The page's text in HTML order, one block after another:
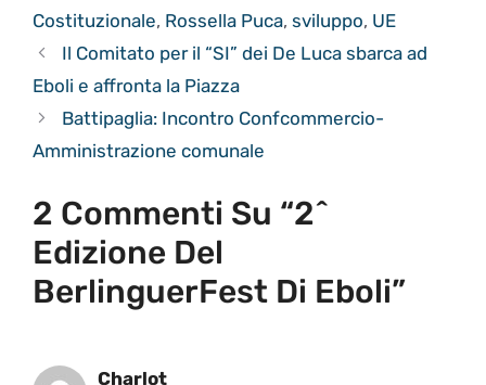
Costituzionale, Rossella Puca, sviluppo, UE
Il Comitato per il “SI” dei De Luca sbarca ad
Eboli e affronta la Piazza
Battipaglia: Incontro Confcommercio-
Amministrazione comunale
2 Commenti Su “2^
Edizione Del
BerlinguerFest Di Eboli”
Charlot